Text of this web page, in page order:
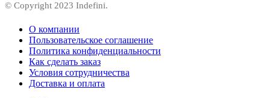
© Copyright 2023 Indefini.
О компании
Пользовательское соглашение
Политика конфиденциальности
Как сделать заказ
Условия сотрудничества
Доставка и оплата